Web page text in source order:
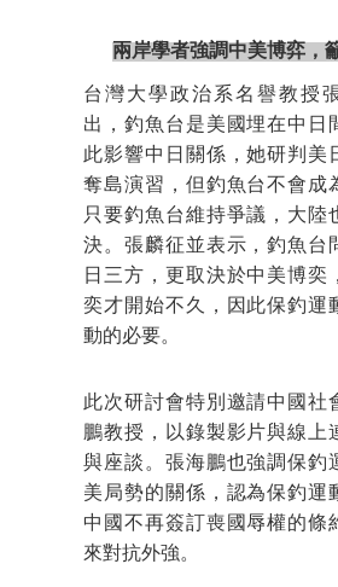
兩岸學者強調中美博弈，
台灣大學政治系名譽教授
出，釣魚台是美國埋在中日
此影響中日關係，她研判美
奪島演習，但釣魚台不會成
只要釣魚台維持爭議，大陸
決。張麟征並表示，釣魚台
日三方，更取決於中美博奕
奕才開始不久，因此保釣運
動的必要。
此次研討會特別邀請中國社
鵬教授，以錄製影片與線上
與座談。張海鵬也強調保釣
美局勢的關係，認為保釣運
中國不再簽訂喪國辱權的條
來對抗外強。